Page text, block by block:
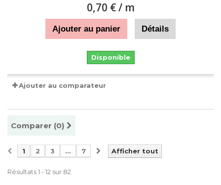
0,70 €/ m
Ajouter au panier Détails
Disponible
Ajouter au comparateur
Comparer (0)
Afficher tout
1 2 3 ... 7
Résultats 1 - 12 sur 82.